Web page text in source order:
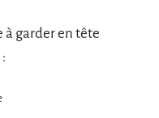
à garder en tête